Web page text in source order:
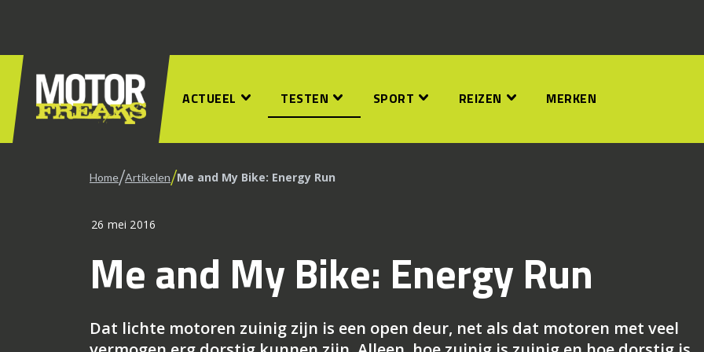
ACTUEEL TESTEN SPORT REIZEN MERKEN
Home/Artikelen/Me and My Bike: Energy Run
26 mei 2016
Me and My Bike: Energy Run
Dat lichte motoren zuinig zijn is een open deur, net als dat motoren met veel